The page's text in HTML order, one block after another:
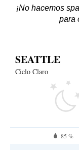
¡No hacemos
para
SEATTLE
Cielo Claro
85 %